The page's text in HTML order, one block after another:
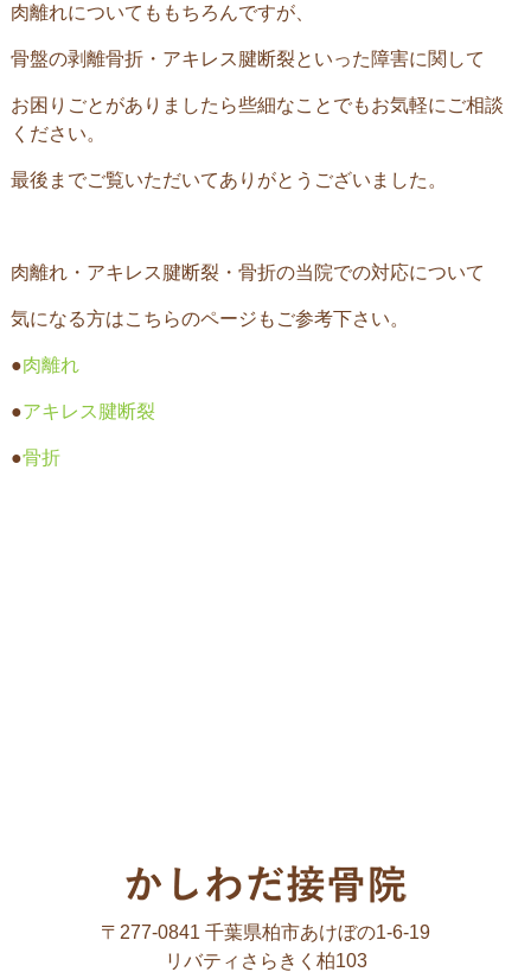
肉離れについてももちろんですが、
骨盤の剥離骨折・アキレス腱断裂といった障害に関して
お困りごとがありましたら些細なことでもお気軽にご相談
ください。
最後までご覧いただいてありがとうございました。
肉離れ・アキレス腱断裂・骨折の当院での対応について
気になる方はこちらのページもご参考下さい。
●肉離れ
●アキレス腱断裂
●骨折
〒277-0841 千葉県柏市あけぼの1-6-19
リバティさらきく柏103